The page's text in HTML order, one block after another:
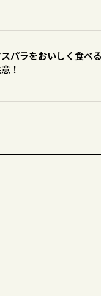
スパラをおいしく食
！